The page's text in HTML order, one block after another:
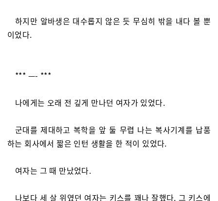
하지만 알바생은 대수롭지 않은 듯 무심히 밖을 내다 볼 뿐
이었다.
*** —- ***
나에게는 오래 전 깊게 만나던 여자가 있었다.
군대를 제대하고 복학을 앞 둘 무렵 나는 복사기계를 납품
하는 회사에서 짧은 인턴 생활을 한 적이 있었다.
여자는 그 때 만났었다.
나보다 세 살 위였던 여자는 키스를 꽤나 잘했다. 그 키스에